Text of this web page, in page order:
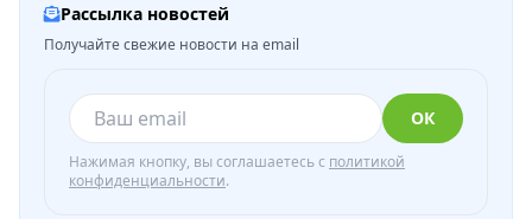
Рассылка новостей
Получайте свежие новости на email
ОК
Нажимая кнопку, вы соглашаетесь с политикой
конфиденциальности.